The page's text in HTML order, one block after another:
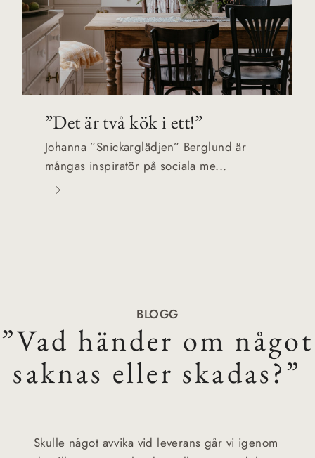
”Det är två kök i ett!”
Johanna ”Snickarglädjen” Berglund är
mångas inspiratör på sociala me...
BLOGG
”Vad händer om något
saknas eller skadas?”
Skulle något avvika vid leverans går vi igenom